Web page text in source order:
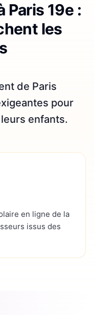
Paris 19e :
les
de Paris
pour
enfants.
en ligne de la
issus des